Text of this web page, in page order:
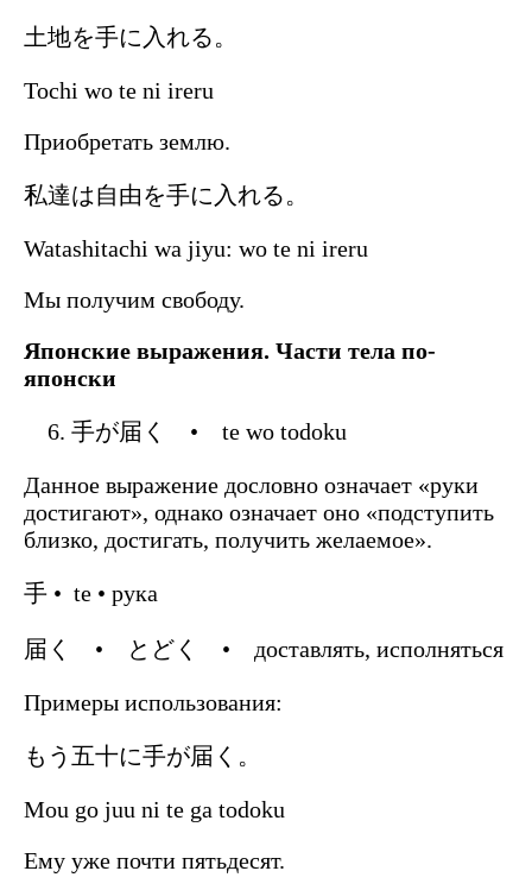
土地を手に入れる。
Tochi wo te ni ireru
Приобретать землю.
私達は自由を手に入れる。
Watashitachi wa jiyu: wo te ni ireru
Мы получим свободу.
Японские выражения. Части тела по-
японски
手が届く • te wo todoku
Данное выражение дословно означает «руки
достигают», однако означает оно «подступить
близко, достигать, получить желаемое».
手 • te • рука
届く • とどく • доставлять, исполняться
Примеры использования:
もう五十に手が届く。
Mou go juu ni te ga todoku
Ему уже почти пятьдесят.